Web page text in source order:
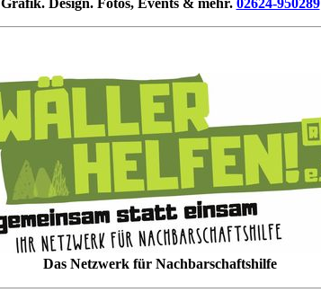
Das Netzwerk für Nachbarschaftshilfe